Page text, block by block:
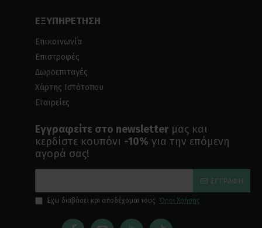
ΕΞΥΠΗΡΕΤΗΣΗ
Επικοινωνία
Επιστροφές
Δωροεπιταγές
Χάρτης Ιστότοπου
Εταιρείες
Εγγραφείτε στο newsletter μας και
κερδίστε κουπόνι -10% για την επόμενη
αγορά σας!
ΕΓΓΡΑΦΉ
Έχω διαβάσει και αποδέχομαι τους Όροι Χρήσης